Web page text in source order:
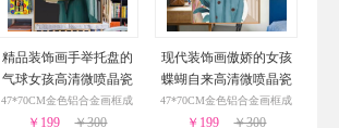
精品装饰画手举托盘的
气球女孩高清微喷晶瓷
画艺术装饰画儿童房挂
47*70CM金色铝合金画框成
￥199 ￥300
现代装饰画傲娇的女孩
蝶蝴自来高清微喷晶瓷
画艺术装饰画儿童房挂
47*70CM金色铝合金画框成
￥199 ￥300